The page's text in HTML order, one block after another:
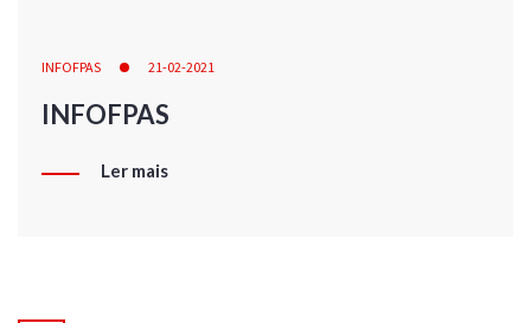
INFOFPAS 21-02-2021
INFOFPAS
Ler mais